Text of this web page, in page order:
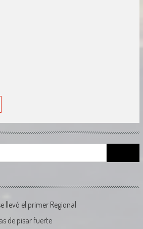
for:
llevó el primer Regional
de pisar fuerte